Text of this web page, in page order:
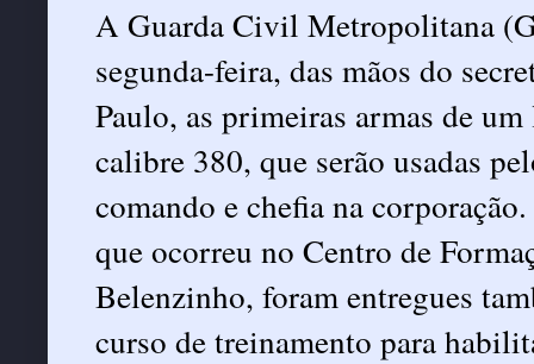
A Guarda Civil Metropolitana
segunda-feira, das mãos do
Paulo, as primeiras armas de
calibre 380, que serão usadas
comando e chefia na
que ocorreu no Centro de
Belenzinho, foram entregues
curso de treinamento para